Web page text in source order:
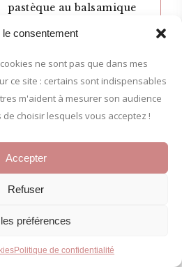
le consentement
ne sont pas que dans mes
ce site : certains sont indispensables
m'aident à mesurer son audience
de choisir lesquels vous acceptez !
Accepter
Refuser
préférences
Politique de confidentialité
pastèque au balsamique
ASTUCES
{Astuce} Leçon pour
12 avril 2025